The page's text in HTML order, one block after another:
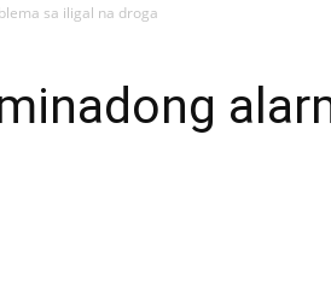
sa iligal na droga